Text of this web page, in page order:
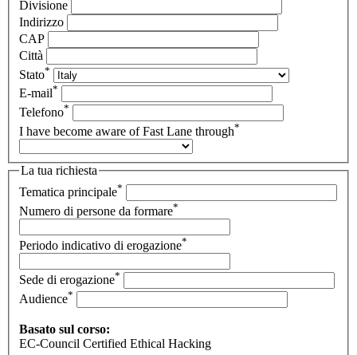
Divisione
Indirizzo
CAP
Città
Stato*
E-mail*
Telefono*
I have become aware of Fast Lane through*
La tua richiesta
Tematica principale*
Numero di persone da formare*
Periodo indicativo di erogazione*
Sede di erogazione*
Audience*
Basato sul corso:
EC-Council Certified Ethical Hacking